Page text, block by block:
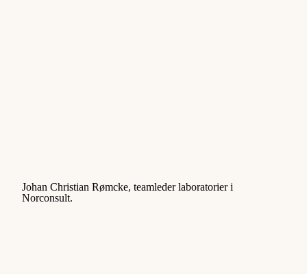
Johan Christian Rømcke, teamleder laboratorier i
Norconsult.